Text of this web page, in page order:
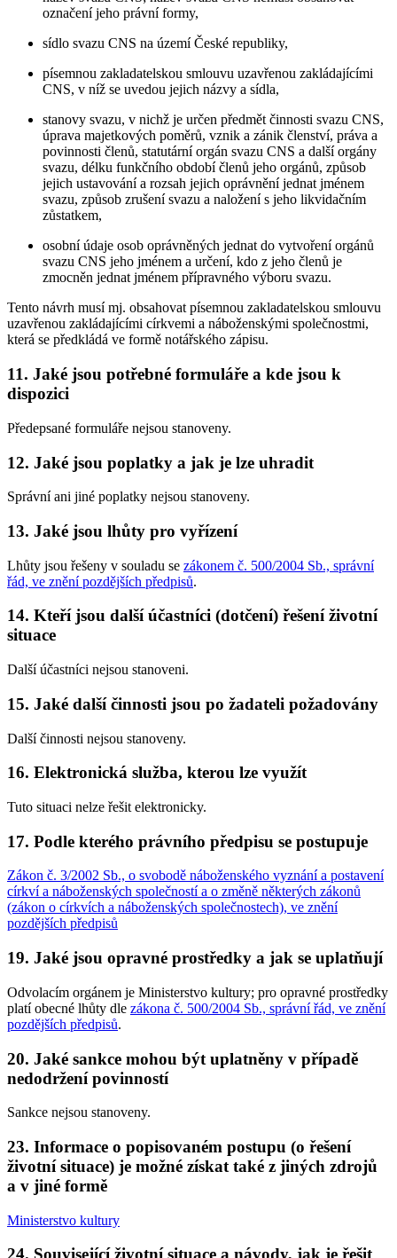
označení jeho právní formy,
sídlo svazu CNS na území České republiky,
písemnou zakladatelskou smlouvu uzavřenou zakládajícími
CNS, v níž se uvedou jejich názvy a sídla,
stanovy svazu, v nichž je určen předmět činnosti svazu CNS,
úprava majetkových poměrů, vznik a zánik členství, práva a
povinnosti členů, statutární orgán svazu CNS a další orgány
svazu, délku funkčního období členů jeho orgánů, způsob
jejich ustavování a rozsah jejich oprávnění jednat jménem
svazu, způsob zrušení svazu a naložení s jeho likvidačním
zůstatkem,
osobní údaje osob oprávněných jednat do vytvoření orgánů
svazu CNS jeho jménem a určení, kdo z jeho členů je
zmocněn jednat jménem přípravného výboru svazu.
Tento návrh musí mj. obsahovat písemnou zakladatelskou smlouvu
uzavřenou zakládajícími církvemi a náboženskými společnostmi,
která se předkládá ve formě notářského zápisu.
11. Jaké jsou potřebné formuláře a kde jsou k
dispozici
Předepsané formuláře nejsou stanoveny.
12. Jaké jsou poplatky a jak je lze uhradit
Správní ani jiné poplatky nejsou stanoveny.
13. Jaké jsou lhůty pro vyřízení
Lhůty jsou řešeny v souladu se zákonem č. 500/2004 Sb., správní
řád, ve znění pozdějších předpisů.
14. Kteří jsou další účastníci (dotčení) řešení životní
situace
Další účastníci nejsou stanoveni.
15. Jaké další činnosti jsou po žadateli požadovány
Další činnosti nejsou stanoveny.
16. Elektronická služba, kterou lze využít
Tuto situaci nelze řešit elektronicky.
17. Podle kterého právního předpisu se postupuje
Zákon č. 3/2002 Sb., o svobodě náboženského vyznání a postavení
církví a náboženských společností a o změně některých zákonů
(zákon o církvích a náboženských společnostech), ve znění
pozdějších předpisů
19. Jaké jsou opravné prostředky a jak se uplatňují
Odvolacím orgánem je Ministerstvo kultury; pro opravné prostředky
platí obecné lhůty dle zákona č. 500/2004 Sb., správní řád, ve znění
pozdějších předpisů.
20. Jaké sankce mohou být uplatněny v případě
nedodržení povinností
Sankce nejsou stanoveny.
23. Informace o popisovaném postupu (o řešení
životní situace) je možné získat také z jiných zdrojů
a v jiné formě
Ministerstvo kultury